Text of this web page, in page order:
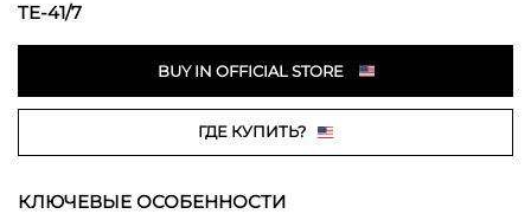
TE-41/7
BUY IN OFFICIAL STORE
ГДЕ КУПИТЬ?
КЛЮЧЕВЫЕ ОСОБЕННОСТИ